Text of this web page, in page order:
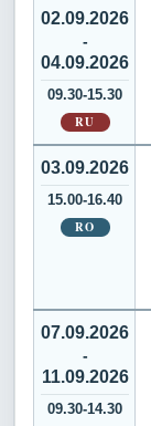
02.09.2026
-
04.09.2026
09.30-15.30
RU
03.09.2026
15.00-16.40
RO
07.09.2026
-
11.09.2026
09.30-14.30